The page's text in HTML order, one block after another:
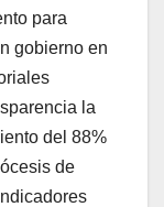
para
gobierno en
la
del 88%
de